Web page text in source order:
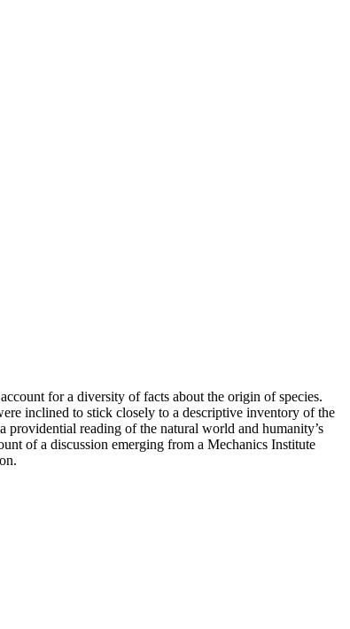
for a diversity of facts about the origin of species.
inclined to stick closely to a descriptive inventory of the
providential reading of the natural world and humanity’s
of a discussion emerging from a Mechanics Institute